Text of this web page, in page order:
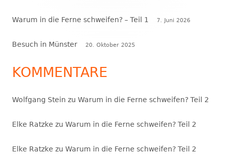
Warum in die Ferne schweifen? – Teil 1 7. Juni 2026
Besuch in Münster 20. Oktober 2025
KOMMENTARE
Wolfgang Stein zu Warum in die Ferne schweifen? Teil 2
Elke Ratzke zu Warum in die Ferne schweifen? Teil 2
Elke Ratzke zu Warum in die Ferne schweifen? Teil 2